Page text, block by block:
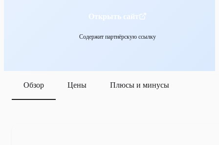
Открыть сайт
Содержит партнёрскую ссылку
Обзор Цены Плюсы и минусы